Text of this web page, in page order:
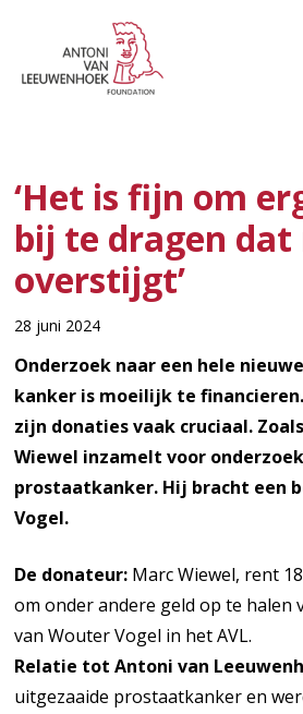
‘Het is fijn om
bij te dragen
overstijgt’
28 juni 2024
Onderzoek naar een hele
kanker is moeilijk te
zijn donaties vaak cruciaal.
Wiewel inzamelt voor
prostaatkanker. Hij bracht een
Vogel.
De donateur: Marc Wiewel, rent
om onder andere geld op te halen
van Wouter Vogel in het AVL.
Relatie tot Antoni van
uitgezaaide prostaatkanker en